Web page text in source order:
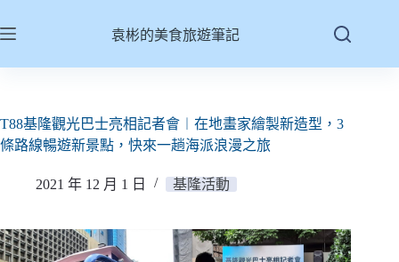
至
容
袁彬的美食旅遊筆記
T88基隆觀光巴士亮相記者會︱在地畫家繪製新造型，3
條路線暢遊新景點，快來一趟海派浪漫之旅
2021 年 12 月 1 日 基隆活動